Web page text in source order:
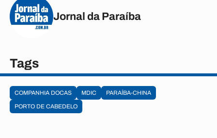
Jornal da Paraíba
Tags
COMPANHIA DOCAS MDIC
PARAÍBA-CHINA
PORTO DE CABEDELO